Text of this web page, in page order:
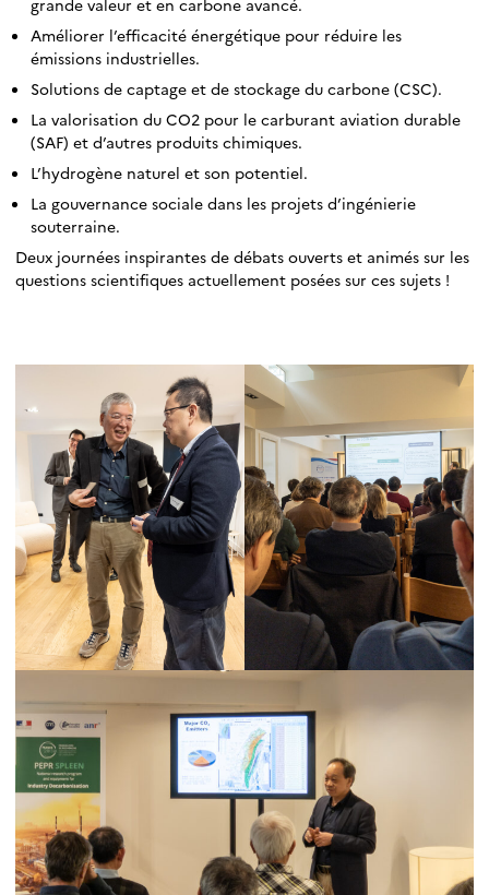
grande valeur et en carbone avancé.
Améliorer l’efficacité énergétique pour réduire les
émissions industrielles.
Solutions de captage et de stockage du carbone (CSC).
La valorisation du CO2 pour le carburant aviation durable
(SAF) et d’autres produits chimiques.
L’hydrogène naturel et son potentiel.
La gouvernance sociale dans les projets d’ingénierie
souterraine.
Deux journées inspirantes de débats ouverts et animés sur les
questions scientifiques actuellement posées sur ces sujets !